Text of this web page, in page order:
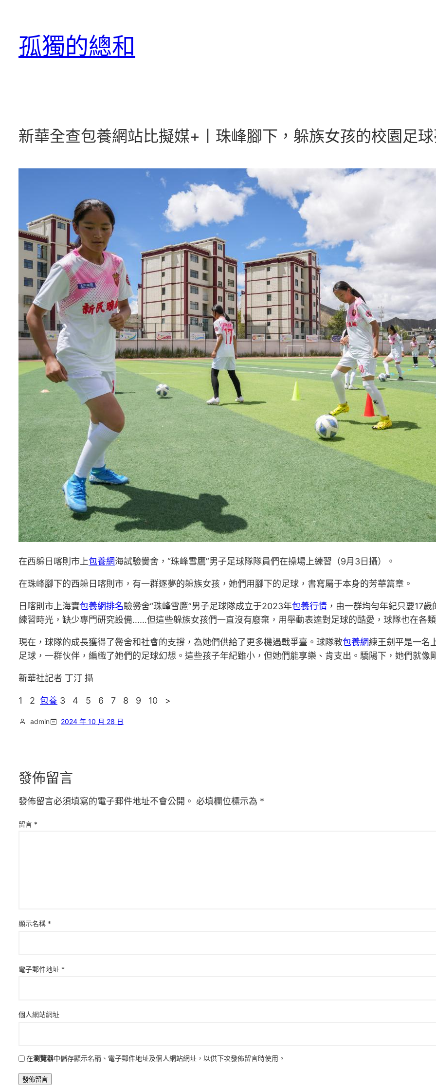
孤獨的總和
新華全查包養網站比擬媒+丨珠峰腳下，躲族女孩的校園足球
在西躲日喀則市上包養網海試驗黌舍，“珠峰雪鷹”男子足球隊隊員們在操場上練習（9月3日攝）。
在珠峰腳下的西躲日喀則市，有一群逐夢的躲族女孩，她們用腳下的足球，書寫屬于本身的芳華篇章。
日喀則市上海實包養網排名驗黌舍“珠峰雪鷹”男子足球隊成立于2023年包養行情 ，由一群均勻年紀只要17
練習時光，缺少專門研究設備……但這些躲族女孩們一直沒有廢棄，用舉動表達對足球的酷愛，球隊也在各
現在，球隊的成長獲得了黌舍和社會的支撐，為她們供給了更多機遇戰爭臺。球隊教包養網練王劍平是一名
足球，一群伙伴，編織了她們的足球幻想。這些孩子年紀雖小，但她們能享樂、肯支出。驕陽下，她們就像
新華社記者 丁汀 攝
1 2 包養 3 4 5 6 7 8 9 10 >
admin 2024 年 10 月 28 日
發佈留言
發佈留言必須填寫的電子郵件地址不會公開。 必填欄位標示為 *
留言 *
顯示名稱 *
電子郵件地址 *
個人網站網址
在瀏覽器中儲存顯示名稱、電子郵件地址及個人網站網址，以供下次發佈留言時使用。